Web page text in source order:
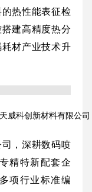
热性能表征检
建高精度热分
材产业技术升
威科创新材料有限公司
，深耕数码喷
精特新配套企
项行业标准编